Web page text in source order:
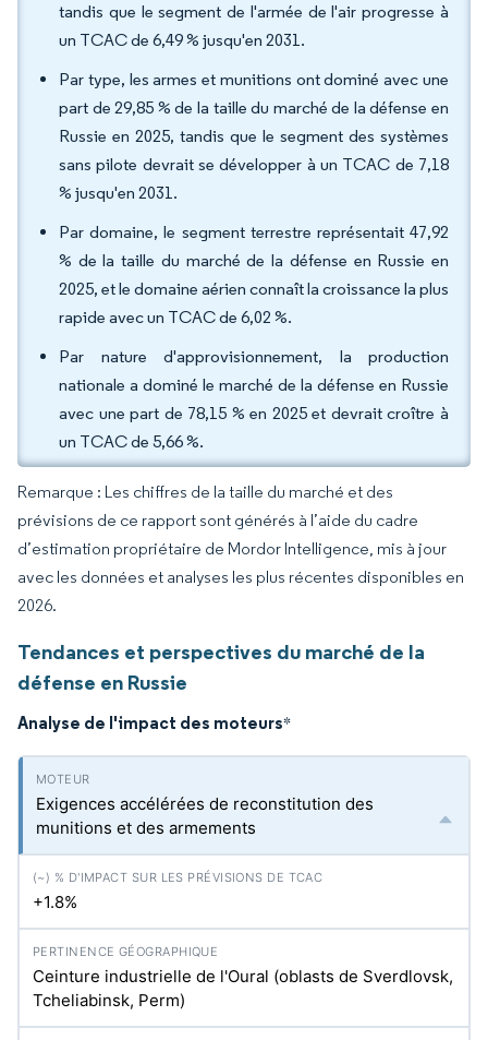
tandis que le segment de l'armée de l'air progresse à
un TCAC de 6,49 % jusqu'en 2031.
Par type, les armes et munitions ont dominé avec une
part de 29,85 % de la taille du marché de la défense en
Russie en 2025, tandis que le segment des systèmes
sans pilote devrait se développer à un TCAC de 7,18
% jusqu'en 2031.
Par domaine, le segment terrestre représentait 47,92
% de la taille du marché de la défense en Russie en
2025, et le domaine aérien connaît la croissance la plus
rapide avec un TCAC de 6,02 %.
Par nature d'approvisionnement, la production
nationale a dominé le marché de la défense en Russie
avec une part de 78,15 % en 2025 et devrait croître à
un TCAC de 5,66 %.
Remarque : Les chiffres de la taille du marché et des
prévisions de ce rapport sont générés à l’aide du cadre
d’estimation propriétaire de Mordor Intelligence, mis à jour
avec les données et analyses les plus récentes disponibles en
2026.
Tendances et perspectives du marché de la
défense en Russie
Analyse de l'impact des moteurs*
Exigences accélérées de reconstitution des
munitions et des armements
+1.8%
Ceinture industrielle de l'Oural (oblasts de Sverdlovsk,
Tcheliabinsk, Perm)